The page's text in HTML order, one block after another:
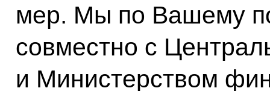
мер. Мы по Вашему
совместно с
и Министерством